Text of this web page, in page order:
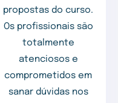
propostas do curso.
Os profissionais são
totalmente
atenciosos e
comprometidos em
sanar dúvidas nos